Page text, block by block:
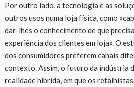
Por outro lado, a tecnologia e as
outros usos numa loja física, como
dar-lhes o conhecimento de que
experiência dos clientes em loja». O
dos consumidores preferem canais
contexto. Assim, o futuro da indústria
realidade híbrida, em que os